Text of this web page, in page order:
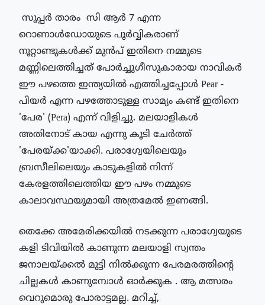
റൊണാള്‍ഡോയുടെ പൂര്‍വ്വികരാണ്
നൂറ്റാണ്ടുകള്‍ക്ക് മുന്‍പ് ഇതിനെ നമ്മുടെ
മണ്ണിലെത്തിച്ചത് പോര്‍ച്ചുഗീസുകാരായ നാവികര്‍
ഈ പഴത്തെ ഇന്ത്യയില്‍ എത്തിച്ചപ്പോള്‍ Pear -
പിയര്‍ എന്ന പഴത്തോടുള്ള സാമ്യം കണ്ട് ഇതിനെ
'പേര' (Pera) എന്ന് വിളിച്ചു. മലയാളികള്‍
അതിനോട് കായ എന്നു കൂടി ചേര്‍ത്ത്
'പേരയ്ക്ക'യാക്കി. പരാഗ്വേയിലെയും
ബ്രസീലിലെയും കാടുകളില്‍ നിന്ന്
കേരളത്തിലെത്തിയ ഈ പഴം നമ്മുടെ
കാലാവസ്ഥയുമായി അത്രമേല്‍ ഇണങ്ങി.
തെക്കേ അമേരിക്കയില്‍ നടക്കുന്ന പരാഗ്വേയുടെ
കളി ടിവിയില്‍ കാണുന്ന മലയാളി സ്വന്തം
ജനാലയ്ക്കല്‍ മുട്ടി നില്‍ക്കുന്ന പേരമരത്തിന്റെ
ചില്ലകള്‍ കാണുമ്പോള്‍ ഓര്‍ക്കുക . ആ മത്സരം
വെറുമൊരു പോരാട്ടമല്ല. മറിച്ച്,